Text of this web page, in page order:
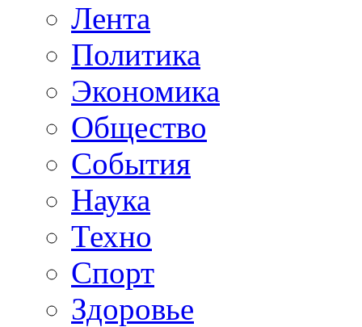
Лента
Политика
Экономика
Общество
События
Наука
Техно
Спорт
Здоровье